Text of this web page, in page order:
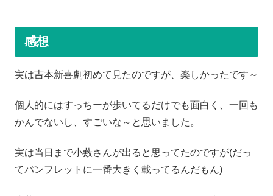
感想
実は吉本新喜劇初めて見たのですが、楽しかったです～
個人的にはすっちーが歩いてるだけでも面白く、一回も
かんでないし、すごいな～と思いました。
実は当日まで小藪さんが出ると思ってたのですが(だっ
てパンフレットに一番大きく載ってるんだもん)